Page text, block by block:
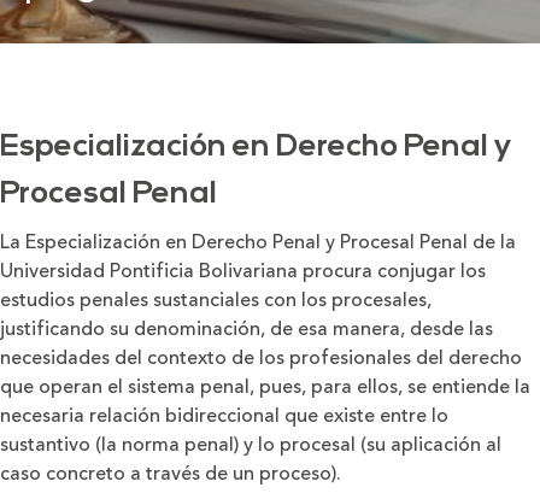
Especialización en Derecho Penal y
Procesal Penal
La Especialización en Derecho Penal y Procesal Penal de la
Universidad Pontificia Bolivariana procura conjugar los
estudios penales sustanciales con los procesales,
justificando su denominación, de esa manera, desde las
necesidades del contexto de los profesionales del derecho
que operan el sistema penal, pues, para ellos, se entiende la
necesaria relación bidireccional que existe entre lo
sustantivo (la norma penal) y lo procesal (su aplicación al
caso concreto a través de un proceso).